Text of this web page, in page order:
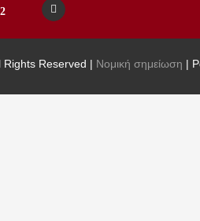
Reserved | Νομική σημείωση |